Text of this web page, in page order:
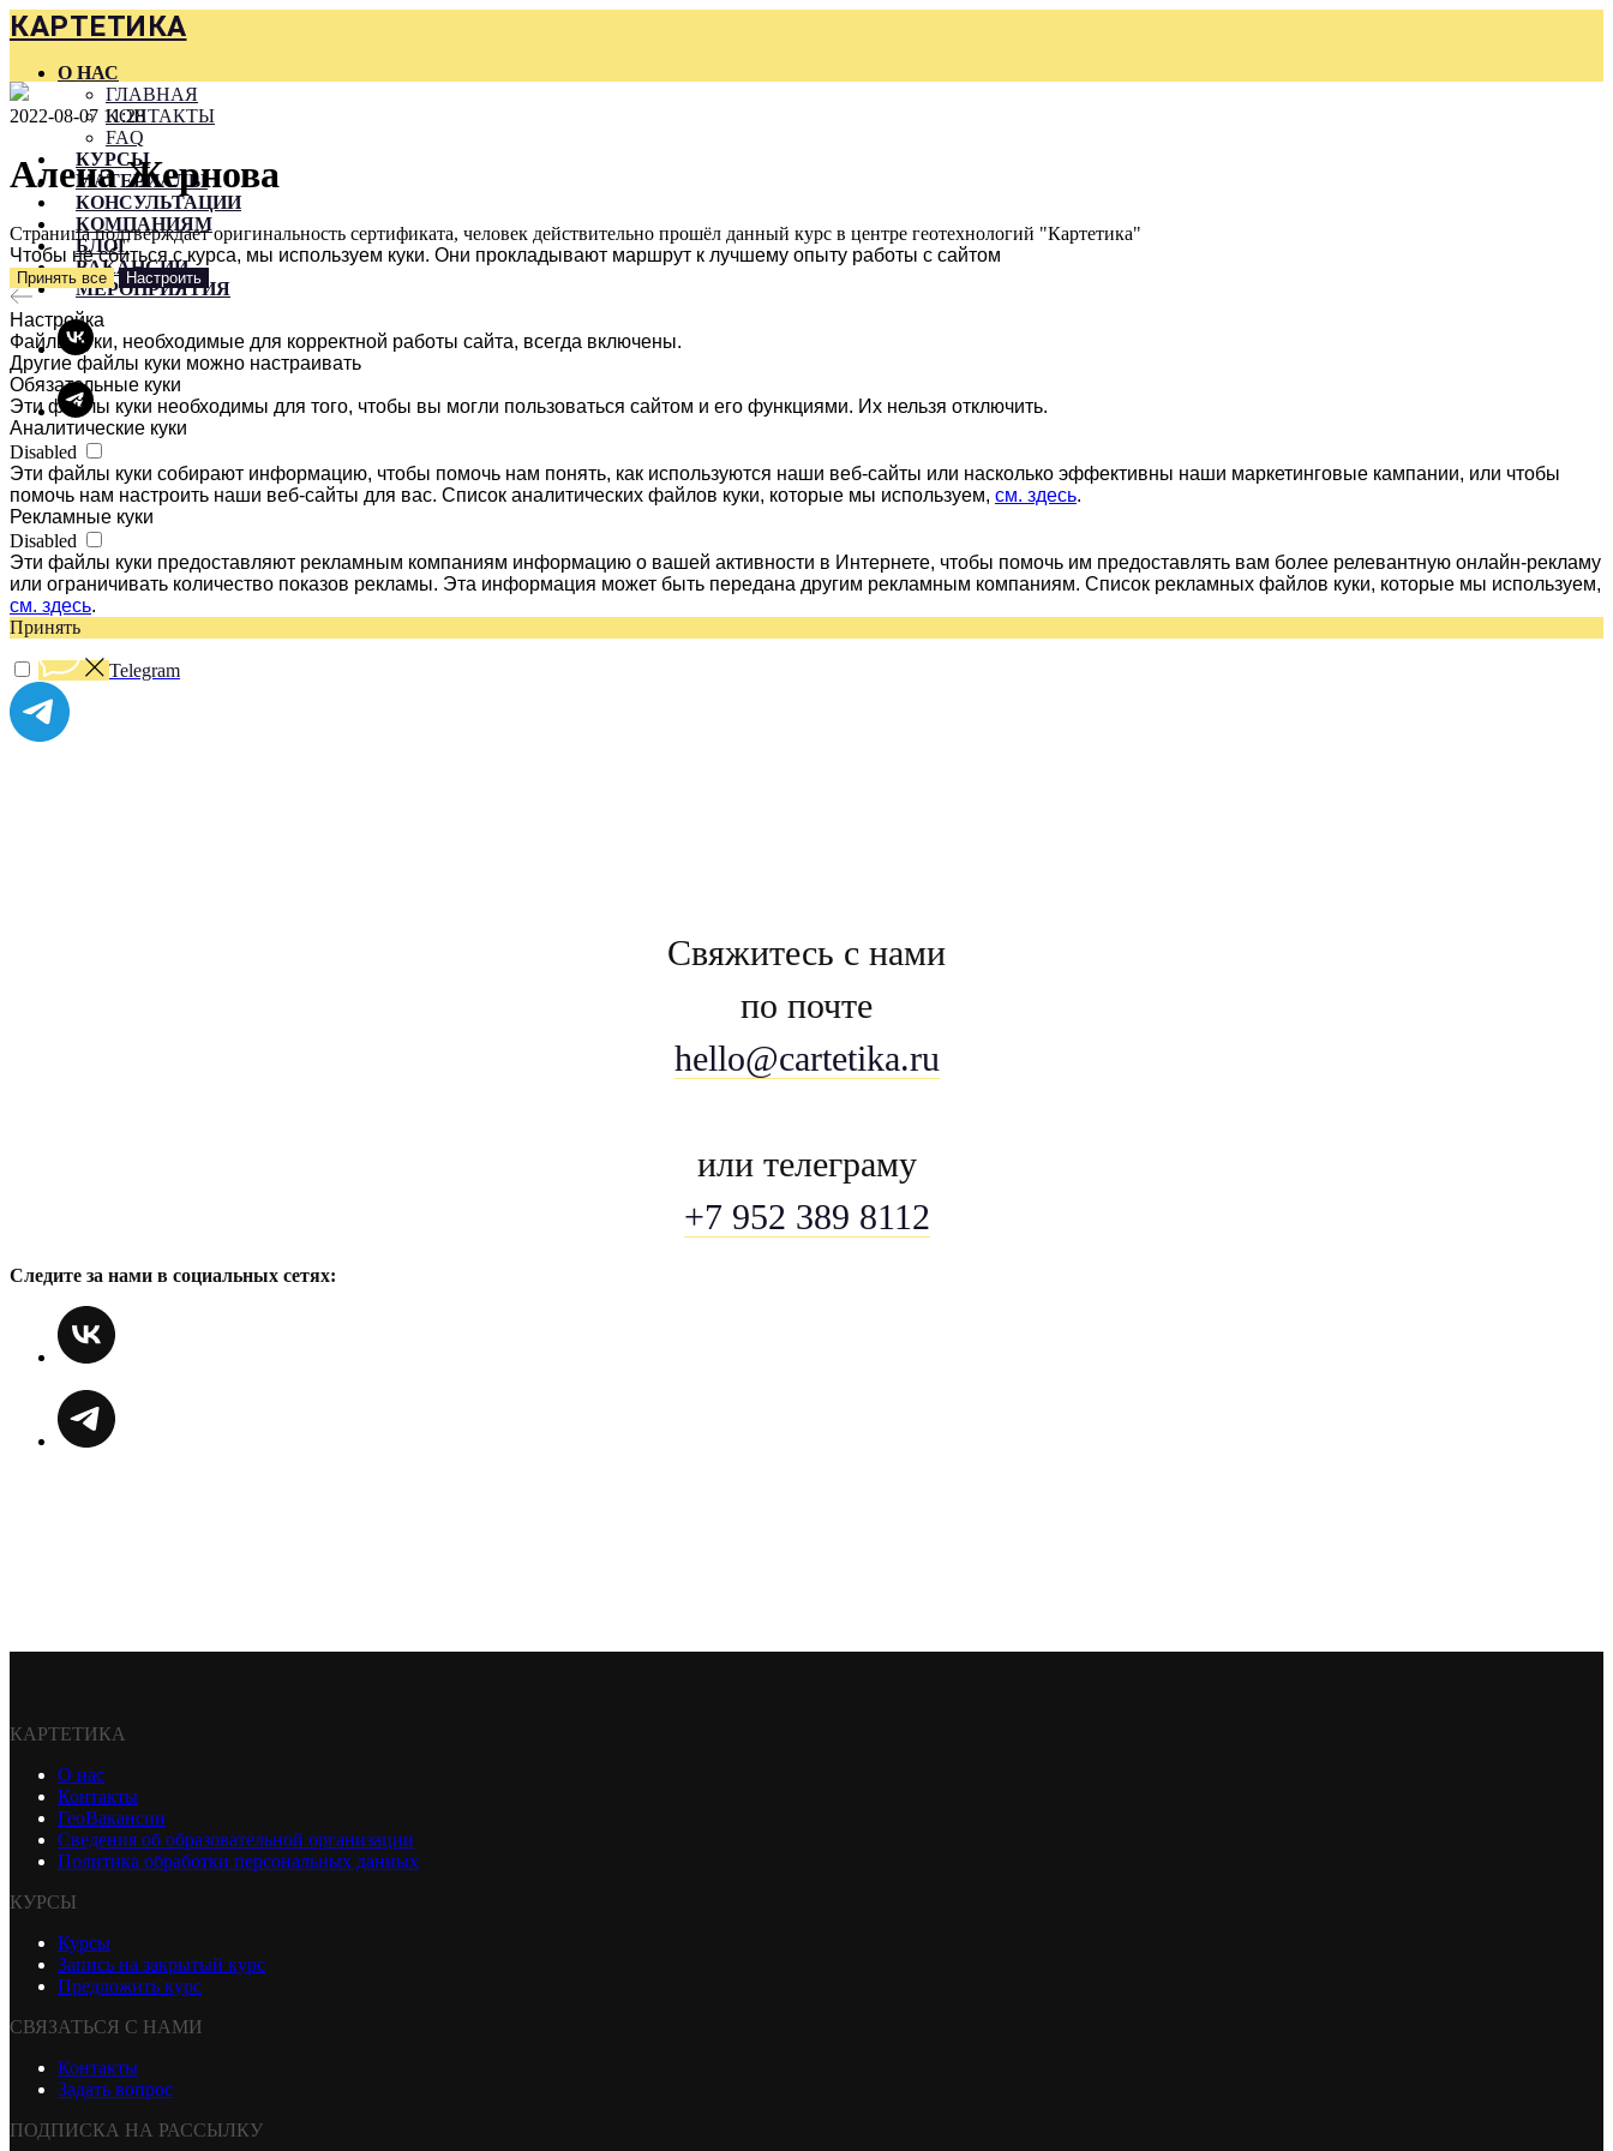
КАРТЕТИКА
О НАС
ГЛАВНАЯ
КОНТАКТЫ
FAQ
КУРСЫ
МАТЕРИАЛЫ
КОНСУЛЬТАЦИИ
КОМПАНИЯМ
БЛОГ
ВАКАНСИИ
МЕРОПРИЯТИЯ
2022-08-07 11:28
Алена Жернова
Страница подтверждает оригинальность сертификата, человек действительно прошёл данный курс в центре геотехнологий "Картетика"
Чтобы не сбиться с курса, мы используем куки. Они прокладывают маршрут к лучшему опыту работы с сайтом
Принять все Настроить
Настройка
Файлы куки, необходимые для корректной работы сайта, всегда включены.
Другие файлы куки можно настраивать
Обязательные куки
Эти файлы куки необходимы для того, чтобы вы могли пользоваться сайтом и его функциями. Их нельзя отключить.
Аналитические куки
Disabled
Эти файлы куки собирают информацию, чтобы помочь нам понять, как используются наши веб-сайты или насколько эффективны наши маркетинговые кампании, или чтобы
помочь нам настроить наши веб-сайты для вас. Список аналитических файлов куки, которые мы используем, см. здесь.
Рекламные куки
Disabled
Эти файлы куки предоставляют рекламным компаниям информацию о вашей активности в Интернете, чтобы помочь им предоставлять вам более релевантную онлайн-рекламу
или ограничивать количество показов рекламы. Эта информация может быть передана другим рекламным компаниям. Список рекламных файлов куки, которые мы используем,
см. здесь.
Принять
Telegram
Свяжитесь с нами
по почте
hello@cartetika.ru
или телеграму
+7 952 389 8112
Следите за нами в социальных сетях:
КАРТЕТИКА
О нас
Контакты
ГеоВакансии
Сведения об образовательной организации
Политика обработки персональных данных
КУРСЫ
Курсы
Запись на закрытый курс
Предложить курс
СВЯЗАТЬСЯ С НАМИ
Контакты
Задать вопрос
ПОДПИСКА НА РАССЫЛКУ